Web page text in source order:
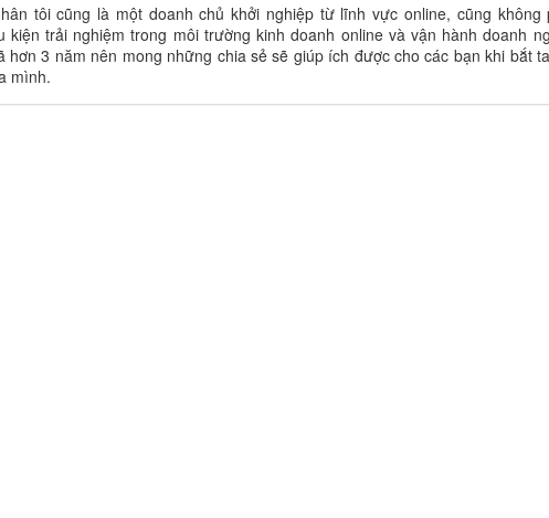
tôi cũng là một doanh chủ khởi nghiệp từ lĩnh vực online, cũng không
kiện trải nghiệm trong môi trường kinh doanh online và vận hành doanh
hơn 3 năm nên mong những chia sẻ sẽ giúp ích được cho các bạn khi bắt
mình.